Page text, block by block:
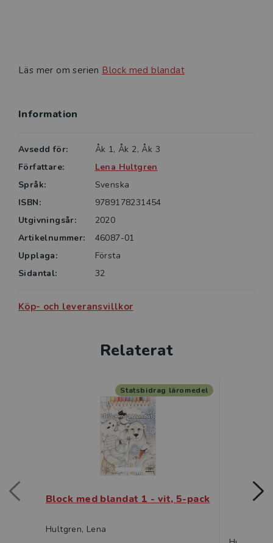
Läs mer om serien Block med blandat
Information
Avsedd för:
Åk 1, Åk 2, Åk 3
Författare:
Lena Hultgren
Språk:
Svenska
ISBN:
9789178231454
Utgivningsår:
2020
Artikelnummer:
46087-01
Upplaga:
Första
Sidantal:
32
Köp- och leveransvillkor
Relaterat
Block med blandat 1 - vit, 5-pack
Hultgren, Lena
Statsbidrag läromedel